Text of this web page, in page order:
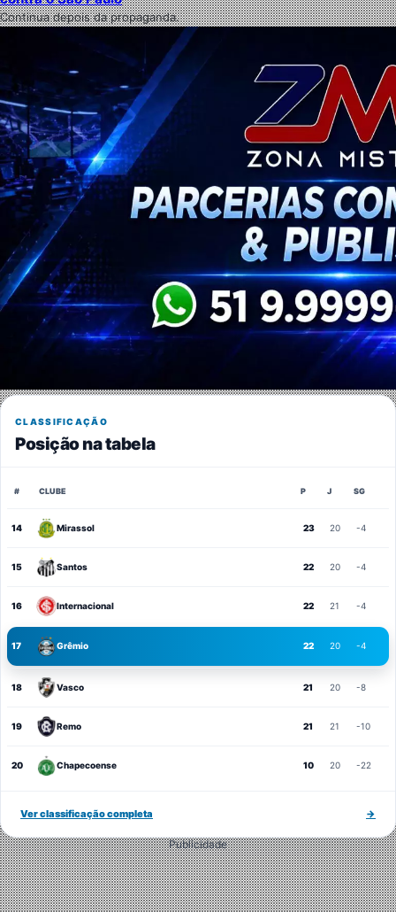
Continua depois da propaganda.
CLASSIFICAÇÃO
Posição na tabela
# CLUBE P J SG
14 Mirassol 23 20 -4
15 Santos 22 20 -4
16 Internacional 22 21 -4
17 Grêmio 22 20 -4
18 Vasco 21 20 -8
19 Remo 21 21 -10
20 Chapecoense 10 20 -22
Ver classificação completa →
Publicidade